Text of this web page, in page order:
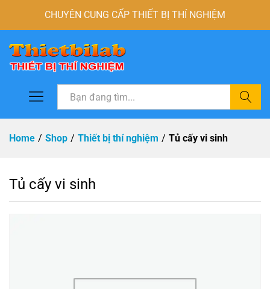
CHUYÊN CUNG CẤP THIẾT BỊ THÍ NGHIỆM
Tìm
Home / Shop / Thiết bị thí nghiệm / Tủ cấy vi sinh
Tủ cấy vi sinh